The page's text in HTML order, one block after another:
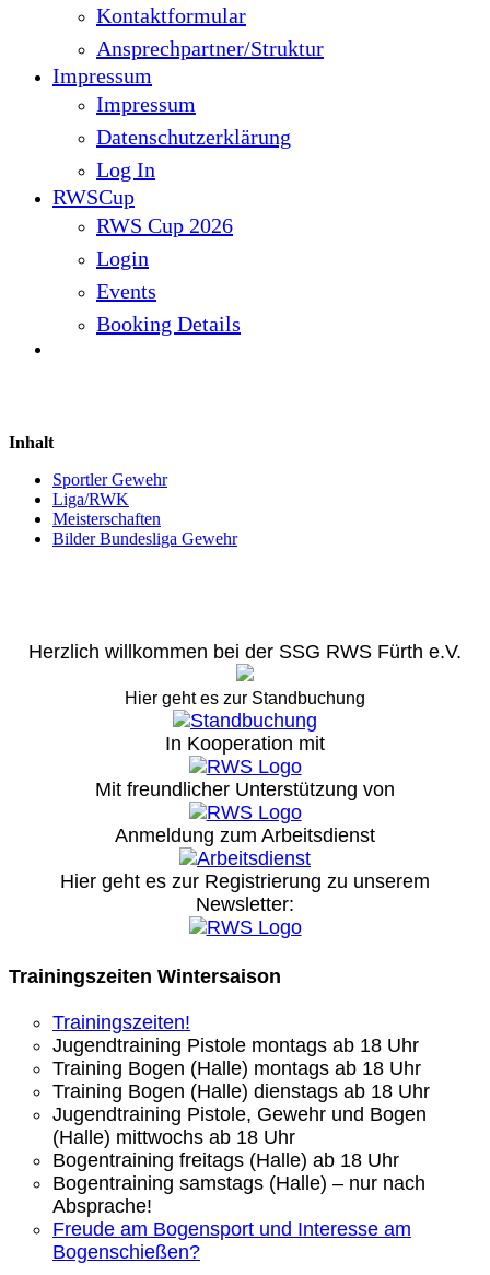
Kontaktformular
Ansprechpartner/Struktur
Impressum
Impressum
Datenschutzerklärung
Log In
RWSCup
RWS Cup 2026
Login
Events
Booking Details
Inhalt
Sportler Gewehr
Liga/RWK
Meisterschaften
Bilder Bundesliga Gewehr
Herzlich willkommen bei der SSG RWS Fürth e.V.
Hier geht es zur Standbuchung
In Kooperation mit
Mit freundlicher Unterstützung von
Anmeldung zum Arbeitsdienst
Hier geht es zur Registrierung zu unserem
Newsletter:
Trainingszeiten Wintersaison
Trainingszeiten!
Jugendtraining Pistole montags ab 18 Uhr
Training Bogen (Halle) montags ab 18 Uhr
Training Bogen (Halle) dienstags ab 18 Uhr
Jugendtraining Pistole, Gewehr und Bogen
(Halle) mittwochs ab 18 Uhr
Bogentraining freitags (Halle) ab 18 Uhr
Bogentraining samstags (Halle) – nur nach
Absprache!
Freude am Bogensport und Interesse am
Bogenschießen?